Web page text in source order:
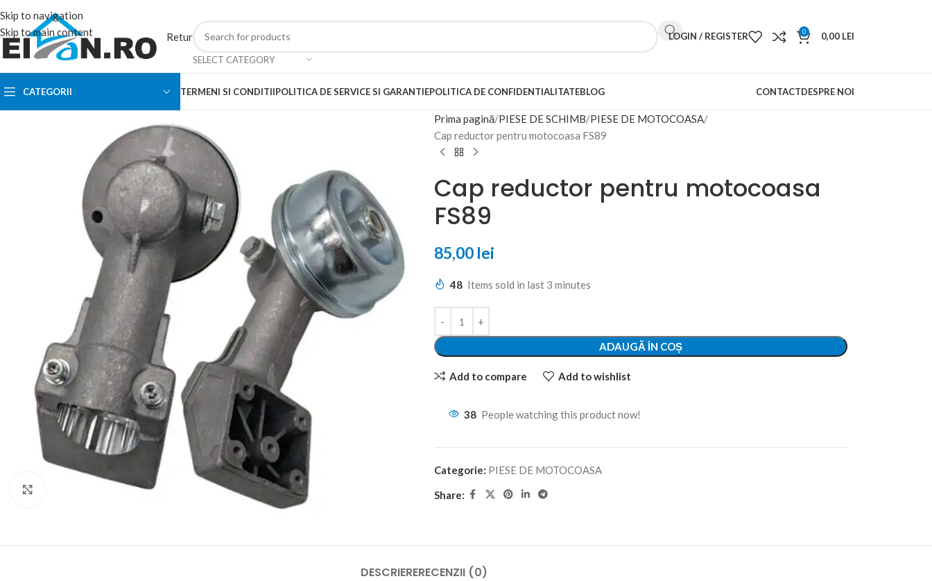
Skip to navigation
Skip to main content
Retur
SELECT CATEGORY
LOGIN / REGISTER 0 0,00 LEI
CATEGORII TERMENI SI CONDITIIPOLITICA DE SERVICE SI GARANTIEPOLITICA DE CONFIDENTIALITATEBLOG CONTACTDESPRE NOI
Prima pagină PIESE DE SCHIMB PIESE DE MOTOCOASA
Cap reductor pentru motocoasa FS89
Cap reductor pentru motocoasa
FS89
85,00 lei
48 Items sold in last 3 minutes
ADAUGĂ ÎN COȘ
Add to compare Add to wishlist
38 People watching this product now!
Categorie: PIESE DE MOTOCOASA
Share:
DESCRIERERECENZII (0)